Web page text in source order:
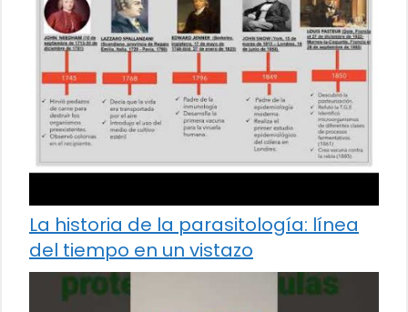
La historia de la parasitología: línea
del tiempo en un vistazo